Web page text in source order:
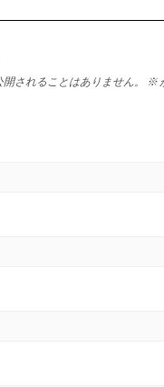
されることはありません。 ※